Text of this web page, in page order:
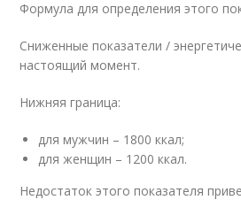
Формула для определения этого
Сниженные показатели /
настоящий момент.
Нижняя граница:
для мужчин – 1800 ккал;
для женщин – 1200 ккал.
Недостаток этого показателя